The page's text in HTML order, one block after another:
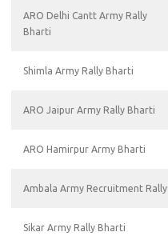
ARO Delhi Cantt Army Rally
Bharti
Shimla Army Rally Bharti
ARO Jaipur Army Rally Bharti
ARO Hamirpur Army Bharti
Ambala Army Recruitment Rally
Sikar Army Rally Bharti